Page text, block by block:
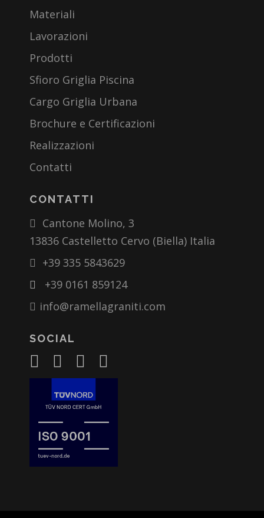
Materiali
Lavorazioni
Prodotti
Sfioro Griglia Piscina
Cargo Griglia Urbana
Brochure e Certificazioni
Realizzazioni
Contatti
CONTATTI
Cantone Molino, 3
13836 Castelletto Cervo (Biella) Italia
+39 335 5843629
+39 0161 859124
info@ramellagraniti.com
SOCIAL